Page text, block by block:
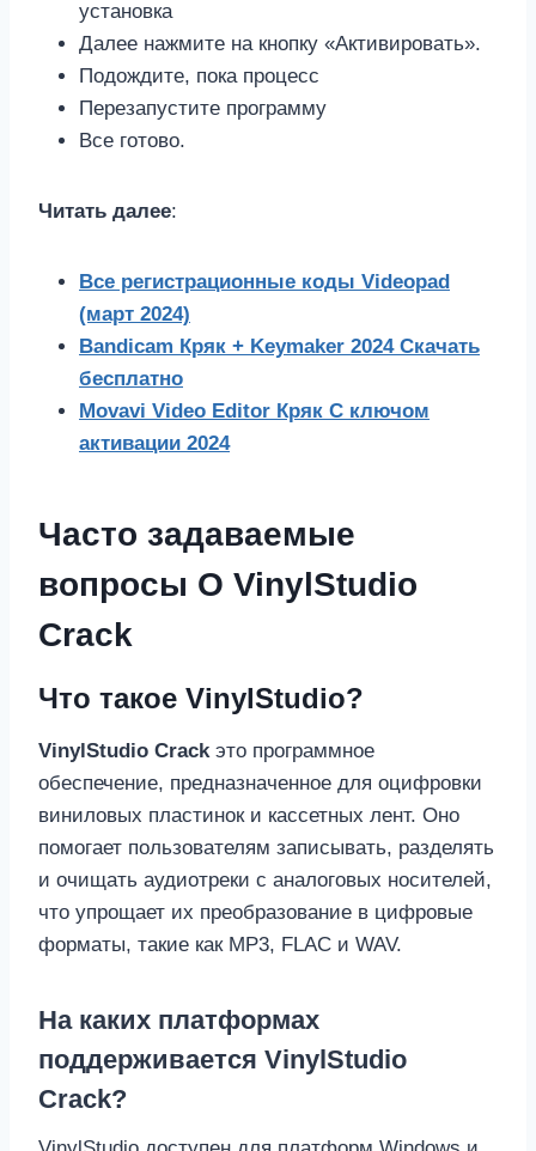
установка
Далее нажмите на кнопку «Активировать».
Подождите, пока процесс
Перезапустите программу
Все готово.
Читать далее:
Все регистрационные коды Videopad
(март 2024)
Bandicam Кряк + Keymaker 2024 Скачать
бесплатно
Movavi Video Editor Кряк С ключом
активации 2024
Часто задаваемые
вопросы О VinylStudio
Crack
Что такое VinylStudio?
VinylStudio Crackэто программное
обеспечение, предназначенное для оцифровки
виниловых пластинок и кассетных лент. Оно
помогает пользователям записывать, разделять
и очищать аудиотреки с аналоговых носителей,
что упрощает их преобразование в цифровые
форматы, такие как MP3, FLAC и WAV.
На каких платформах
поддерживается VinylStudio
Crack?